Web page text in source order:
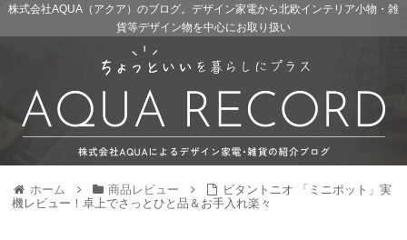
株式会社AQUA（アクア）のブログ。デザイン家電から北欧インテリア小物・雑
貨等デザイン物を中心にお取り扱い
ホーム 商品レビュー
ビタントニオ 「ミニポット」実
機レビュー！卓上でさっとひと品＆お手入れ楽々